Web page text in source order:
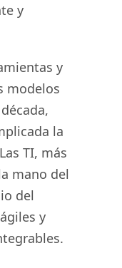
y
y
modelos
la
TI, más
mano del
del
y